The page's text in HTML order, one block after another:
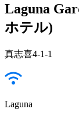
Laguna
ホテル)
真志喜4-1-1
Laguna